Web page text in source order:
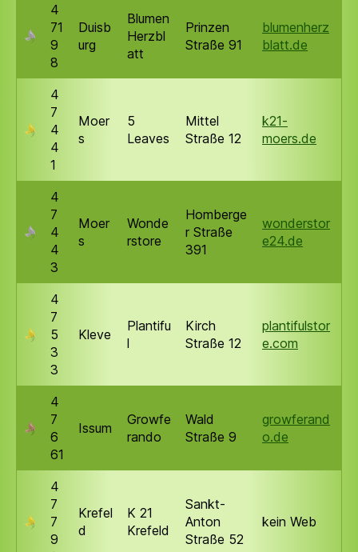
4
71
9
8
Duisb
urg
Blumen
Herzbl
att
Prinzen
Straße 91
blumenherz
blatt.de
4
7
4
4
1
Moer
s
5
Leaves
Mittel
Straße 12
k21-
moers.de
4
7
4
4
3
Moer
s
Wonde
rstore
Homberge
r Straße
391
wonderstor
e24.de
4
7
5
3
3
Kleve
Plantifu
l
Kirch
Straße 12
plantifulstor
e.com
4
7
6
61
Issum
Growfe
rando
Wald
Straße 9
growferand
o.de
4
7
7
9
Krefel
d
K 21
Krefeld
Sankt-
Anton
Straße 52
kein Web